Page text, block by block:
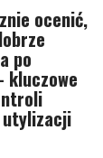
ocenić,
po
kluczowe